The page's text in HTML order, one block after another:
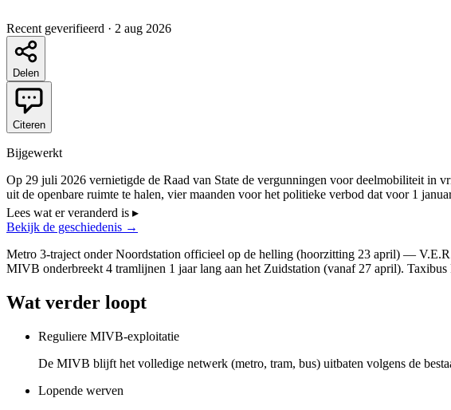
Recent geverifieerd · 2 aug 2026
Delen
Citeren
Bijgewerkt
Op 29 juli 2026 vernietigde de Raad van State de vergunningen voor deelmobiliteit
uit de openbare ruimte te halen, vier maanden voor het politieke verbod dat voor 1
De concessie Villo!, die niet door het arrest wordt geraakt, loopt op hetzelfde moment
vertegenwoordigde die markt in 2025 minstens 30 miljoen euro omzet.
Lees wat er veranderd is ▸
Bekijk de geschiedenis →
Metro 3-traject onder Noordstation officieel op de helling (hoorzitting 23 april) —
MIVB onderbreekt 4 tramlijnen 1 jaar lang aan het Zuidstation (vanaf 27 april).
Wat verder loopt
Reguliere MIVB-exploitatie
De MIVB blijft het volledige netwerk (metro, tram, bus) uitbaten volgens de
Lopende werven